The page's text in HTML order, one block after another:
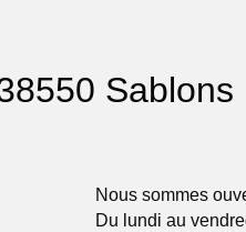
Sablons
Nous sommes
Du lundi au